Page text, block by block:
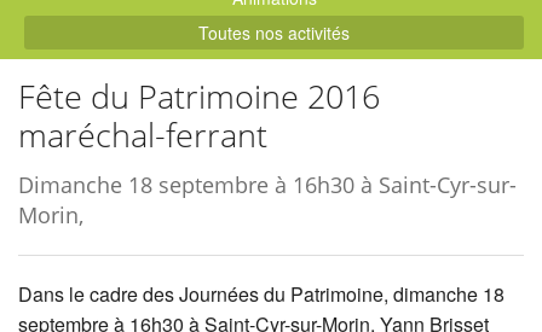
Partenaires
Enquêtes
Contact
Boutique
Toutes nos activités
Fête du Patrimoine 2016
maréchal-ferrant
Dimanche 18 septembre à 16h30 à Saint-Cyr-sur-
Morin,
Dans le cadre des Journées du Patrimoine, dimanche 18
septembre à 16h30 à Saint-Cyr-sur-Morin, Yann Brisset